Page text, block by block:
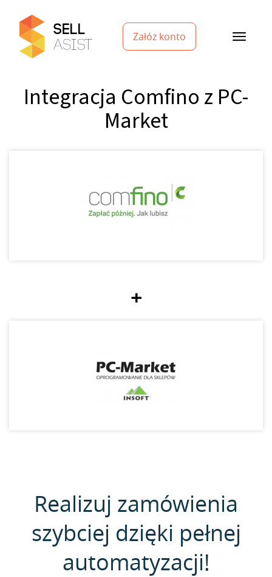
Załóż konto
Integracja Comfino z PC-
Market
+
Realizuj zamówienia
szybciej dzięki pełnej
automatyzacji!